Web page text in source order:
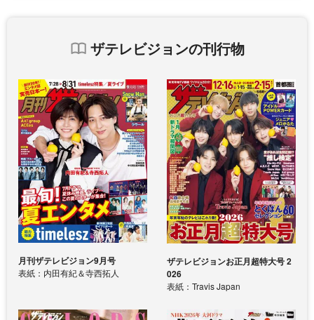
ザテレビジョンの刊行物
月刊ザテレビジョン9月号
表紙：内田有紀＆寺西拓人
ザテレビジョンお正月超特大号 2
026
表紙：Travis Japan